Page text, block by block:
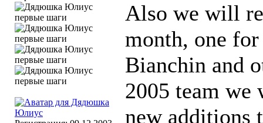
Also we will
month, one
Bianchin and
2005 team we
new additions